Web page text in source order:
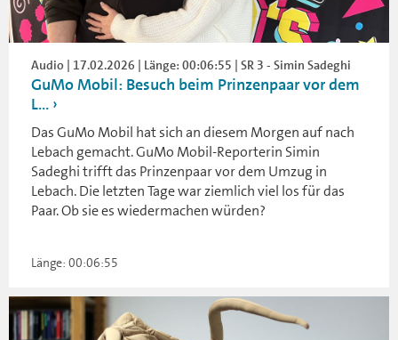
Audio | 17.02.2026 | Länge: 00:06:55 | SR 3 - Simin Sadeghi
GuMo Mobil: Besuch beim Prinzenpaar vor dem
L...
Das GuMo Mobil hat sich an diesem Morgen auf nach
Lebach gemacht. GuMo Mobil-Reporterin Simin
Sadeghi trifft das Prinzenpaar vor dem Umzug in
Lebach. Die letzten Tage war ziemlich viel los für das
Paar. Ob sie es wiedermachen würden?
Länge: 00:06:55